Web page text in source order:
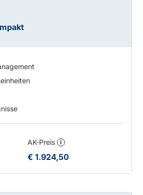
AK-Preis i
€ 1.924,50